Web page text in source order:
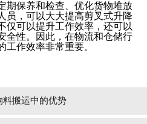
期保养和检查、优化货物堆放
员，可以大大提高剪叉式升降
仅可以提升工作效率，还可以
全性。因此，在物流和仓储行
工作效率非常重要。
搬运中的优势